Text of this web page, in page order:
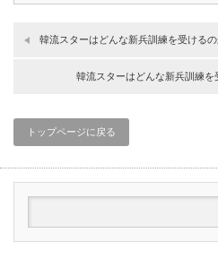
韓流スターはどんな新兵訓練を受ける
韓流スターはどんな新兵訓練
トップページに戻る